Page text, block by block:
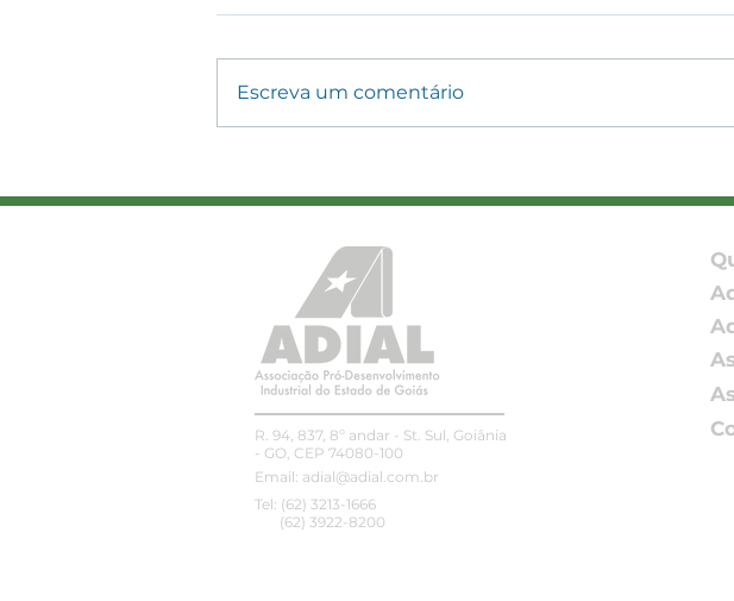
transporte rodoviário de
sobre piso mínimo e CIOT
com
Escreva um comentário
R. 94, 837, 8º andar - St. Sul, Goiânia
- GO, CEP 74080-100
Email: adial@adial.com.br
Tel: (62) 3213-1666
(62) 3922-8200